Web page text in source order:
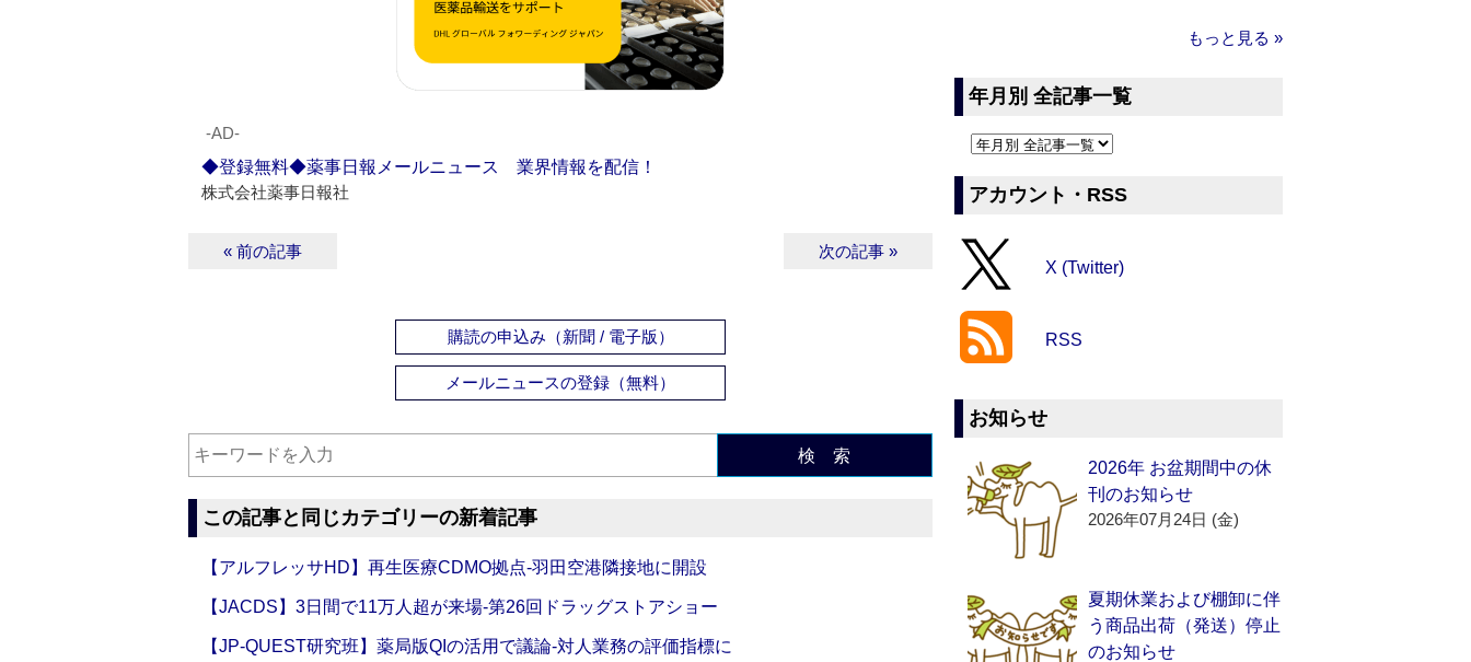
‐AD‐
◆登録無料◆薬事日報メールニュース 業界情報を配信！
株式会社薬事日報社
« 前の記事 次の記事 »
購読の申込み（新聞 / 電子版）
メールニュースの登録（無料）
検 索
この記事と同じカテゴリーの新着記事
【アルフレッサHD】再生医療CDMO拠点‐羽田空港隣接地に開設
【JACDS】3日間で11万人超が来場‐第26回ドラッグストアショー
【JP-QUEST研究班】薬局版QIの活用で議論‐対人業務の評価指標に
もっと見る »
年月別 全記事一覧
アカウント・RSS
X (Twitter)
RSS
お知らせ
2026年 お盆期間中の休
刊のお知らせ
2026年07月24日 (金)
夏期休業および棚卸に伴
う商品出荷（発送）停止
のお知らせ